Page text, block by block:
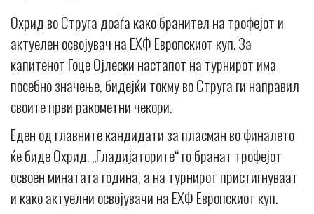
Охрид во Струга доаѓа како бранител на трофејот и
актуелен освојувач на ЕХФ Европскиот куп. За
капитенот Гоце Ојлески настапот на турнирот има
посебно значење, бидејќи токму во Струга ги направил
своите први ракометни чекори.
Еден од главните кандидати за пласман во финалето
ќе биде Охрид. „Гладијаторите“ го бранат трофејот
освоен минатата година, а на турнирот пристигнуваат
и како актуелни освојувачи на ЕХФ Европскиот куп.